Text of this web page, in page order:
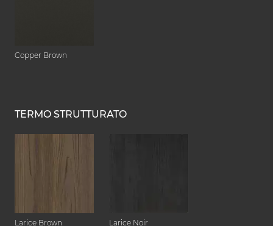
Copper Brown
TERMO STRUTTURATO
Larice Brown Larice Noir